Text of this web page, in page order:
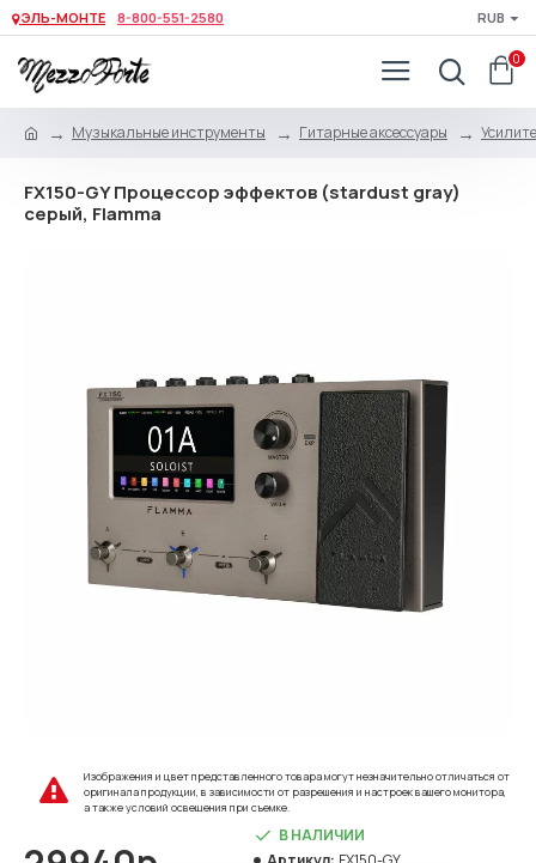
ЭЛЬ-МОНТЕ 8-800-551-2580 RUB
0
Музыкальные инструменты Гитарные аксессуары
FX150-GY Процессор эффектов (stardust gray)
серый, Flamma
Изображения и цвет представленного товара могут незначительно отличаться от
оригинала продукции, в зависимости от разрешения и настроек вашего монитора,
а также условий освещения при съемке.
В НАЛИЧИИ